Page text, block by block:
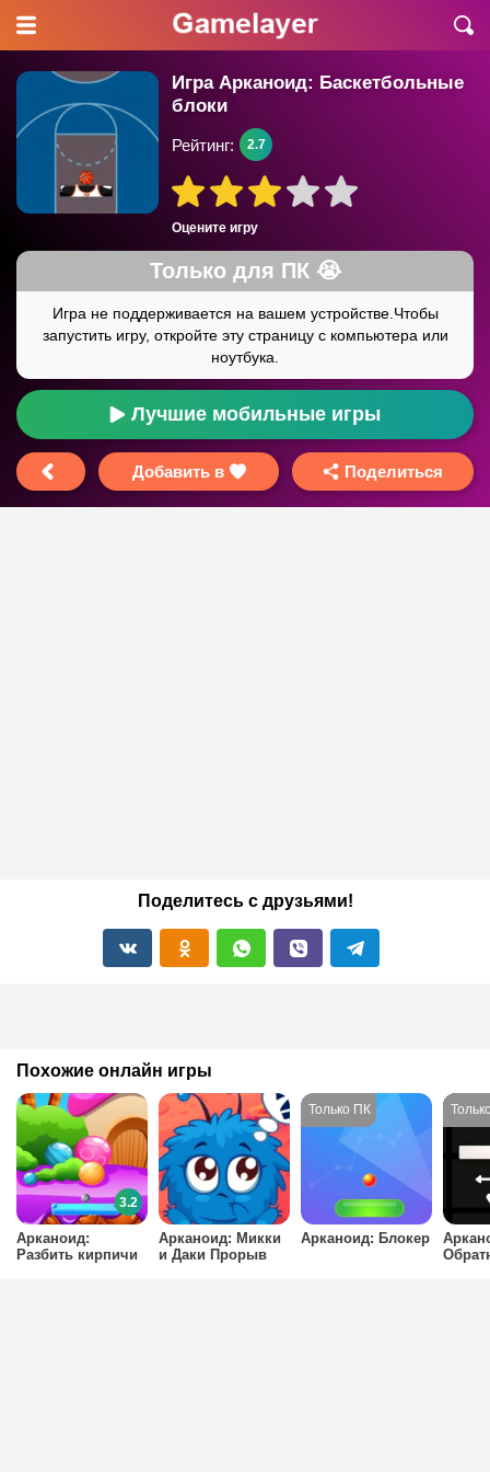
Игра Арканоид: Баскетбольные
блоки
Оцените игру
Рейтинг: 2.7
Лучшие мобильные игры
Добавить в Поделиться
Поделитесь с друзьями!
Похожие онлайн игры
Арканоид: Блокер
Арканоид:
Разбить кирпичи
3.2
Арканоид: Микки
и Даки Прорыв